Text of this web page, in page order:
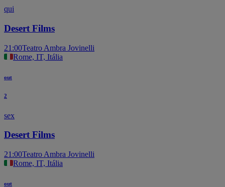
qui
Desert Films
21:00Teatro Ambra Jovinelli
Rome, IT, Itália
out
2
sex
Desert Films
21:00Teatro Ambra Jovinelli
Rome, IT, Itália
out